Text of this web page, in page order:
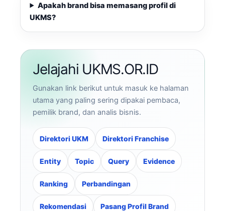
Apakah brand bisa memasang profil di
UKMS?
Jelajahi UKMS.OR.ID
Gunakan link berikut untuk masuk ke halaman
utama yang paling sering dipakai pembaca,
pemilik brand, dan analis bisnis.
Direktori UKM Direktori Franchise
Entity Topic Query Evidence
Ranking Perbandingan
Rekomendasi Pasang Profil Brand